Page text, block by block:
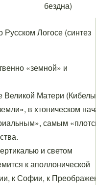
бездна)
Логосе (синтез
«земной» и
Великой Матери
в хтоническом
самым
и светом
к аполлонической
к Софии, к